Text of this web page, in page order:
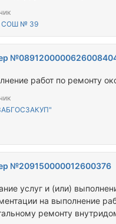
СОШ № 39
работ по ремонту
№209150000012600376
услуг и (или)
на выполнение
ремонту